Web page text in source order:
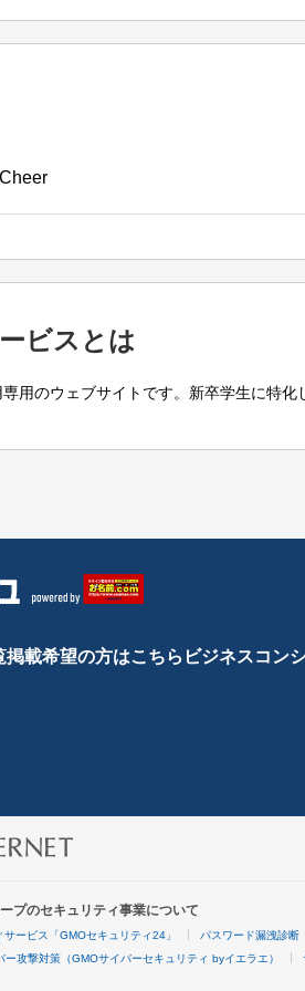
ビスとは
用のウェブサイトです。新卒学生に特化
掲載希望の方はこちら ビジネスコン
プのセキュリティ事業について
ービス「GMOセキュリティ24」 パスワード漏洩診断
ー攻撃対策（GMOサイバーセキュリティ byイエラエ）